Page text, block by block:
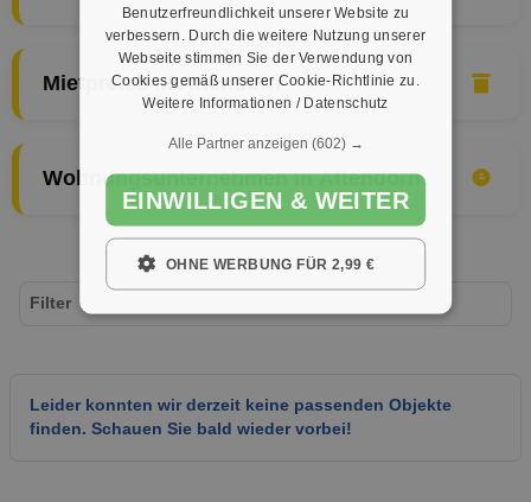
Mietpreise in Attendorn
Wohnungsunternehmen in Attendorn
Leider konnten wir derzeit keine passenden Objekte
finden. Schauen Sie bald wieder vorbei!
Filter
Benutzerfreundlichkeit unserer Website zu
verbessern. Durch die weitere Nutzung unserer
Webseite stimmen Sie der Verwendung von
Cookies gemäß unserer Cookie-Richtlinie zu.
Weitere Informationen / Datenschutz
Alle Partner anzeigen (602) →
EINWILLIGEN & WEITER
OHNE WERBUNG FÜR 2,99 €